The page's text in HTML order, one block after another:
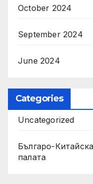
October 2024
September 2024
June 2024
Categories
Uncategorized
Българо-
палaта